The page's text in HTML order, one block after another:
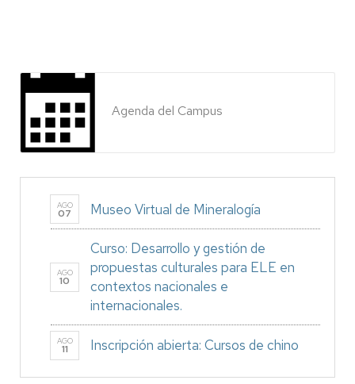
Agenda del Campus
AGO
07 Museo Virtual de Mineralogía
AGO
10
Curso: Desarrollo y gestión de
propuestas culturales para ELE en
contextos nacionales e
internacionales.
AGO
11 Inscripción abierta: Cursos de chino